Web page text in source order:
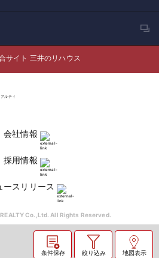
条件保存 絞り込み 地図表示
サイト 三井のリハウス
会社情報
採用情報
ースリリース
Co.,Ltd. All Rights Reserved.